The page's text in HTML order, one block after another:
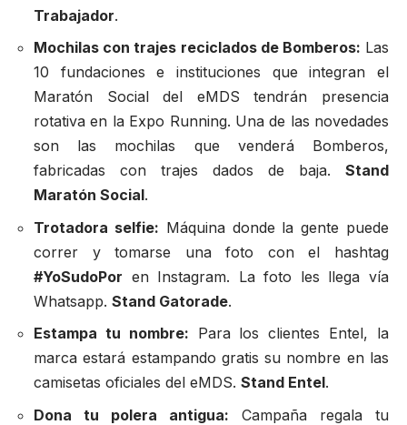
Trabajador.
Mochilas con trajes reciclados de Bomberos: Las
10 fundaciones e instituciones que integran el
Maratón Social del eMDS tendrán presencia
rotativa en la Expo Running. Una de las novedades
son las mochilas que venderá Bomberos,
fabricadas con trajes dados de baja. Stand
Maratón Social.
Trotadora selfie: Máquina donde la gente puede
correr y tomarse una foto con el hashtag
#YoSudoPor en Instagram. La foto les llega vía
Whatsapp. Stand Gatorade.
Estampa tu nombre: Para los clientes Entel, la
marca estará estampando gratis su nombre en las
camisetas oficiales del eMDS. Stand Entel.
Dona tu polera antigua: Campaña regala tu